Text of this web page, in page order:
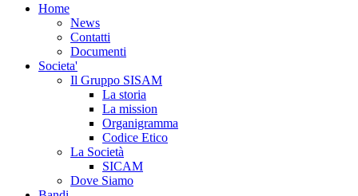
Home
News
Contatti
Documenti
Societa'
Il Gruppo SISAM
La storia
La mission
Organigramma
Codice Etico
La Società
SICAM
Dove Siamo